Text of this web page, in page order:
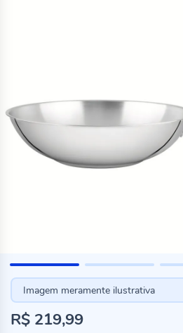
Imagem meramente ilustrativa
R$ 219,99